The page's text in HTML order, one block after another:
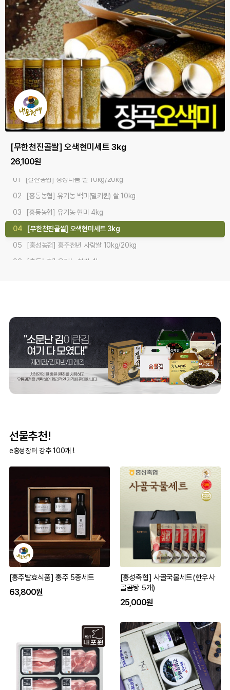
#오감만족 #기분좋은식감 #다품쌀
[갈산농협] 홍성다품 쌀 10kg/20kg
[홍동농협] 유기농 백미(밀키퀸) 쌀 10kg
75,000원
[홍동농협] 유기농 현미 4kg
19,000원
[무한천진골쌀] 오색현미세트 3kg
26,100원
#산지직배송 #품질좋은쌀 #사랑쌀
[홍성농협] 홍주천년 사랑쌀 10kg/20kg
[홍동농협] 유기농 찹쌀 4kg
24,000원
[홍동농협] 유기농 백미 쌀 5kgx2개/10kg
50,000원
#깨끗한물 #기름진땅 #맛있는쌀
[갈산농협]내포천애 쌀 10kg/20kg
02
[홍동농협] 유기농 백미(밀키퀸) 쌀 10kg
03
[홍동농협] 유기농 현미 4kg
04
[무한천진골쌀] 오색현미세트 3kg
05
[홍성농협] 홍주천년 사랑쌀 10kg/20kg
06
[홍동농협] 유기농 찹쌀 4kg
07
[홍동농협] 유기농 백미 쌀 5kgx2개/10kg
선물추천!
e홍성장터 강추 100개 !
[홍주발효식품] 홍주 5종세트
63,800원
[홍성축협] 사골국물세트(한우사
골곰탕 5개)
25,000원